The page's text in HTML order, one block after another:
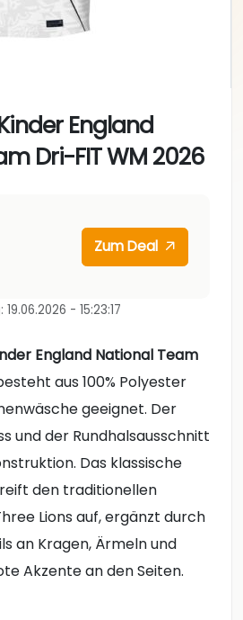
England
Dri-FIT WM 2026
Zum Deal
- 15:23:17
England National Team
aus 100% Polyester
geeignet. Der
und der Rundhalsausschnitt
Das klassische
den traditionellen
Lions auf, ergänzt durch
an Kragen, Ärmeln und
Akzente an den Seiten.